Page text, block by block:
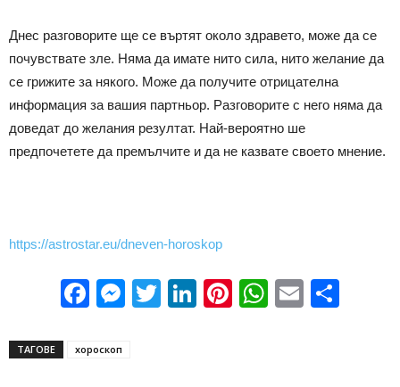
Днес разговорите ще се въртят около здравето, може да се
почувствате зле. Няма да имате нито сила, нито желание да
се грижите за някого. Може да получите отрицателна
информация за вашия партньор. Разговорите с него няма да
доведат до желания резултат. Най-вероятно ше
предпочетете да премълчите и да не казвате своето мнение.
https://astrostar.eu/dneven-horoskop
Facebook
Messenger
Twitter
LinkedIn
Pinterest
WhatsApp
Email
ТАГОВЕ хороскоп